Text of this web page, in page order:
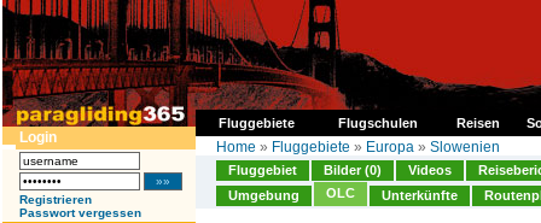
Fluggebiete Flugschulen Reisen
Login
Registrieren
Passwort vergessen
Home » Fluggebiete » Europa » Slowenien
Fluggebiet Bilder (0) Videos
Umgebung
OLC Unterkünfte